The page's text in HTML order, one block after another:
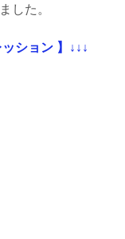
した。
ション 】↓↓↓